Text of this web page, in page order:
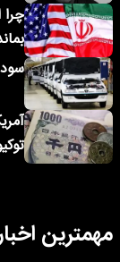
مهمترین